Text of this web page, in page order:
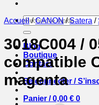
Recherche
pour :
Blog
Boutique
Contact
Se connecter /
Panier /0,00 € 0
Accueil / CANON / Satera /
3018C004 /
compatible
magenta